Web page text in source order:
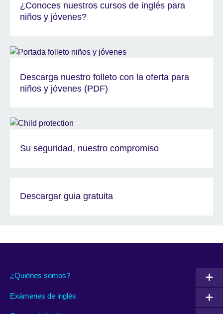
¿Conoces nuestros cursos de inglés para
niños y jóvenes?
Descarga nuestro folleto con la oferta para
niños y jóvenes (PDF)
Su seguridad, nuestro compromiso
Descargar guia gratuita
¿Quiénes somos?
Exámenes de inglés